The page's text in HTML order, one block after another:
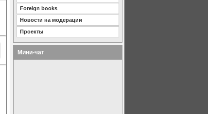
Foreign books
Новости на модерации
Проекты
Мини-чат